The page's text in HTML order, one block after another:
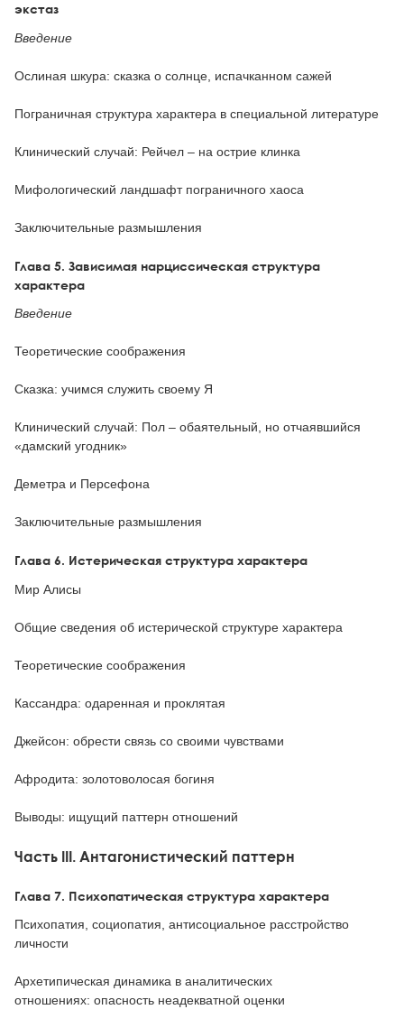
экстаз
Введение
Ослиная шкура: сказка о солнце, испачканном сажей
Пограничная структура характера в специальной литературе
Клинический случай: Рейчел – на острие клинка
Мифологический ландшафт пограничного хаоса
Заключительные размышления
Глава 5. Зависимая нарциссическая структура
характера
Введение
Теоретические соображения
Сказка: учимся служить своему Я
Клинический случай: Пол – обаятельный, но отчаявшийся
«дамский угодник»
Деметра и Персефона
Заключительные размышления
Глава 6. Истерическая структура характера
Мир Алисы
Общие сведения об истерической структуре характера
Теоретические соображения
Кассандра: одаренная и проклятая
Джейсон: обрести связь со своими чувствами
Афродита: золотоволосая богиня
Выводы: ищущий паттерн отношений
Часть III. Антагонистический паттерн
Глава 7. Психопатическая структура характера
Психопатия, социопатия, антисоциальное расстройство
личности
Архетипическая динамика в аналитических
отношениях: опасность неадекватной оценки